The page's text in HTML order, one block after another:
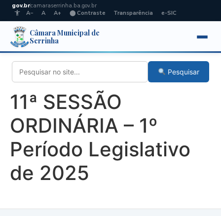
gov.brcamaraserrinha.ba.gov.br
A−
A A+ ⬤ Contraste Transparência e-SIC
Câmara Municipal de
Serrinha
Pesquisar
11ª SESSÃO
ORDINÁRIA – 1º
Período Legislativo
de 2025